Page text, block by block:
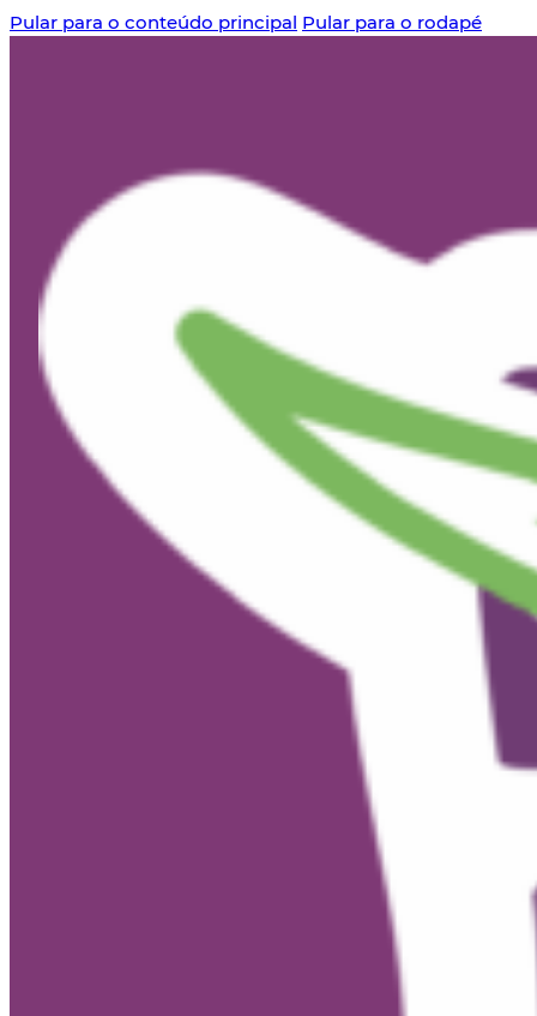
Pular para o conteúdo principal Pular para o rodapé